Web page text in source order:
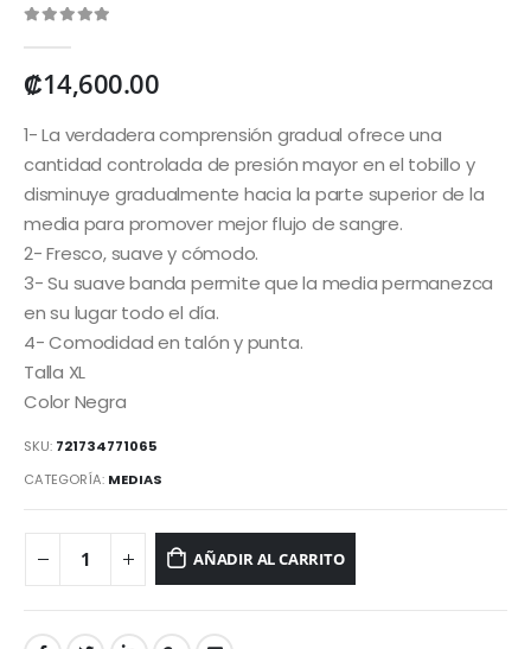
₡14,600.00
1- La verdadera comprensión gradual ofrece una
cantidad controlada de presión mayor en el tobillo y
disminuye gradualmente hacia la parte superior de la
media para promover mejor flujo de sangre.
2- Fresco, suave y cómodo.
3- Su suave banda permite que la media permanezca
en su lugar todo el día.
4- Comodidad en talón y punta.
Talla XL
Color Negra
SKU: 721734771065
CATEGORÍA: MEDIAS
AÑADIR AL CARRITO